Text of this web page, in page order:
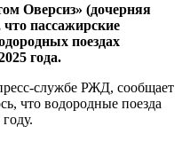
Оверсиз» (дочерняя
пассажирские
поездах
года.
службе РЖД, сообщает
что водородные поезда